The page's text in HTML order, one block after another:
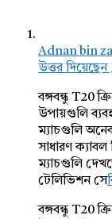
Adnan bin
উত্তর
বঙ্গবন্ধু T20
উপায়গুলি
ম্যাচগুলি
সাধারণ ক্যাবল
ম্যাচগুলি
টেলিভিশন সে
বঙ্গবন্ধু T20